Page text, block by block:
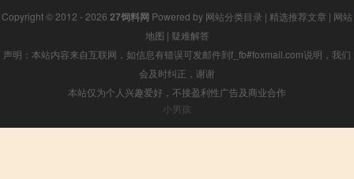
Copyright © 2012 - 2026 27饲料网 Powered by 网站分类目录 | 精选推荐文章 | 网站
地图 | 疑难解答
声明：本站内容来自互联网，如信息有错误可发邮件到f_fb#foxmail.com说明，我们
会及时纠正，谢谢
本站仅为个人兴趣爱好，不接盈利性广告及商业合作
小男孩